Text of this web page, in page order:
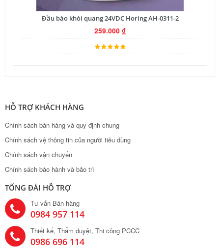
Đầu báo khói quang 24VDC Horing AH-0311-2
259.000 ₫
HỖ TRỢ KHÁCH HÀNG
Chính sách bán hàng và quy định chung
Chính sách vệ thông tin của người tiêu dùng
Chính sách vận chuyển
Chính sách bảo hành và bảo trì
TỔNG ĐÀI HỖ TRỢ
Tư vấn Bán hàng
0984 957 114
Thiết kế, Thẩm duyệt, Thi công PCCC
0986 696 114